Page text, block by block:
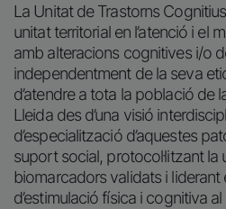
La Unitat de Trastorns
unitat territorial en l’atenció i el
amb alteracions cognitives i/o
independentment de la seva
d’atendre a tota la població de
Lleida des d’una visió
d’especialització d’aquestes
suport social, protocol·litzant la
biomarcadors validats i liderant
d’estimulació física i cognitiva